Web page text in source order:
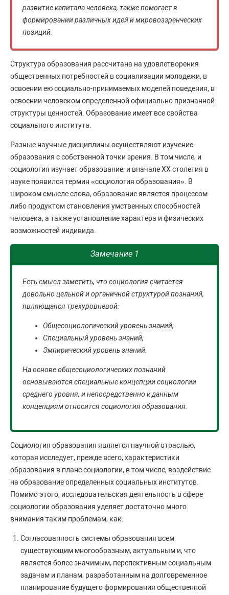
развитие капитала человека, также помогает в
формировании различных идей и мировоззренческих
позиций.
Структура образования рассчитана на удовлетворения
общественных потребностей в социализации молодежи, в
освоении ею социально-принимаемых моделей поведения, в
освоении человеком определенной официально признанной
структуры ценностей. Образование имеет все свойства
социального института.
Разные научные дисциплины осуществляют изучение
образования с собственной точки зрения. В том числе, и
социология изучает образование, и вначале XX столетия в
науке появился термин «социология образования». В
широком смысле слова, образование является процессом
либо продуктом становления умственных способностей
человека, а также установление характера и физических
возможностей индивида.
Замечание 1
Есть смысл заметить, что социология считается
довольно цельной и органичной структурой познаний,
являющаяся трехуровневой:
Общесоциологический уровень знаний;
Специальный уровень знаний;
Эмпирический уровень знаний.
На основе общесоциологических познаний
основываются специальные концепции социологии
среднего уровня, и непосредственно к данным
концепциям относится социология образования.
Социология образования является научной отраслью,
которая исследует, прежде всего, характеристики
образования в плане социологии, в том числе, воздействие
на образование определенных социальных институтов.
Помимо этого, исследовательская деятельность в сфере
социологии образования уделяет достаточно много
внимания таким проблемам, как:
Согласованность системы образования всем
существующим многообразным, актуальным и, что
является более значимым, перспективным социальным
задачам и планам, разработанным на долговременное
планирование будущего формирования общественной